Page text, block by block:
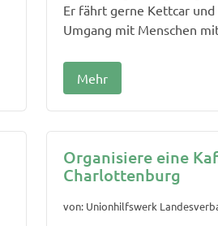
Er fährt gerne Kettcar
Umgang mit Menschen
Mehr
Organisiere eine
Charlottenburg
von: Unionhilfswerk